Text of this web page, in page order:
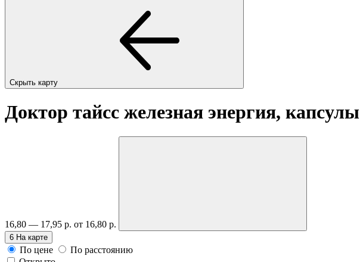
Скрыть карту
Доктор тайсс железная энергия, капсулы
16,80 — 17,95 р. от 16,80 р.
6 На карте
По цене
По расстоянию